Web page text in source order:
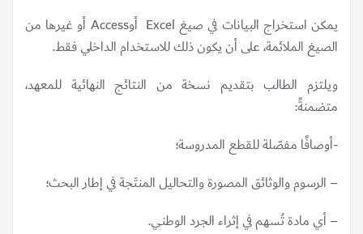
يمكن استخراج البيانات في صيغ Excel أوAccess أو غيرها من
الصيغ الملائمة، على أن يكون ذلك للاستخدام الداخلي فقط.
ويلتزم الطالب بتقديم نسخة من النتائج النهائية للمعهد،
متضمنةً:
-أوصافًا مفصّلة للقطع المدروسة؛
– الرسوم والوثائق المصورة والتحاليل المنتَجة في إطار البحث؛
– أي مادة تُسهم في إثراء الجرد الوطني.